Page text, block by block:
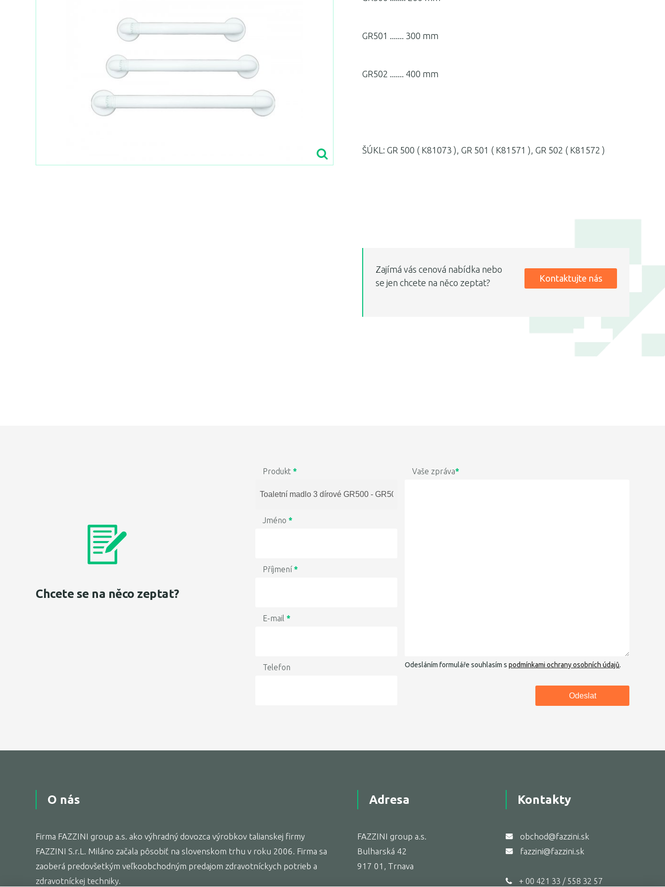
GR501 ....... 300 mm
GR502 ....... 400 mm
ŠÚKL: GR 500 ( K81073 ), GR 501 ( K81571 ), GR 502 ( K81572 )
Zajímá vás cenová nabídka nebo
se jen chcete na něco zeptat?
Kontaktujte nás
Chcete se na něco zeptat?
Produkt *
Jméno *
Příjmení*
E-mail *
Telefon
Vaše zpráva*
Odesláním formuláře souhlasím spodmínkami ochrany osobních údajů.
O nás
Firma FAZZINI group a.s. ako výhradný dovozca výrobkov talianskej firmy
FAZZINI S.r.L. Miláno začala pôsobiť na slovenskom trhu v roku 2006. Firma sa
zaoberá predovšetkým veľkoobchodným predajom zdravotníckych potrieb a
zdravotníckej techniky.
Adresa
FAZZINI group a.s.
Bulharská 42
917 01, Trnava
Kontakty
obchod@fazzini.sk
fazzini@fazzini.sk
+ 00 421 33 / 558 32 57